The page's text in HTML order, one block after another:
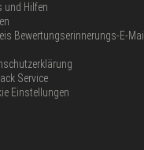
und Hilfen
Bewertungserinnerungs-E-Mail
Service
Einstellungen